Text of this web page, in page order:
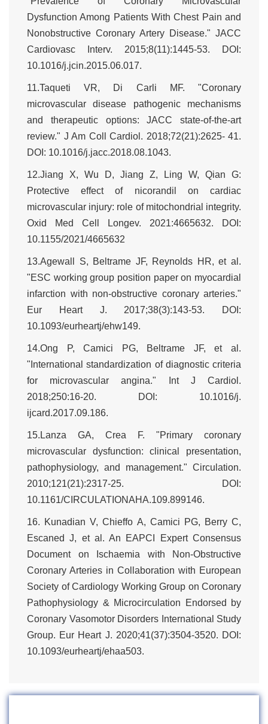
Dysfunction Among Patients With Chest Pain and
Nonobstructive Coronary Artery Disease." JACC
Cardiovasc Interv. 2015;8(11):1445-53. DOI:
10.1016/j.jcin.2015.06.017.
11.Taqueti VR, Di Carli MF. "Coronary
microvascular disease pathogenic mechanisms
and therapeutic options: JACC state-of-the-art
review." J Am Coll Cardiol. 2018;72(21):2625- 41.
DOI: 10.1016/j.jacc.2018.08.1043.
12.Jiang X, Wu D, Jiang Z, Ling W, Qian G:
Protective effect of nicorandil on cardiac
microvascular injury: role of mitochondrial integrity.
Oxid Med Cell Longev. 2021:4665632. DOI:
10.1155/2021/4665632
13.Agewall S, Beltrame JF, Reynolds HR, et al.
"ESC working group position paper on myocardial
infarction with non-obstructive coronary arteries."
Eur Heart J. 2017;38(3):143-53. DOI:
10.1093/eurheartj/ehw149.
14.Ong P, Camici PG, Beltrame JF, et al.
"International standardization of diagnostic criteria
for microvascular angina." Int J Cardiol.
2018;250:16-20. DOI: 10.1016/j.
ijcard.2017.09.186.
15.Lanza GA, Crea F. "Primary coronary
microvascular dysfunction: clinical presentation,
pathophysiology, and management." Circulation.
2010;121(21):2317-25. DOI:
10.1161/CIRCULATIONAHA.109.899146.
16. Kunadian V, Chieffo A, Camici PG, Berry C,
Escaned J, et al. An EAPCI Expert Consensus
Document on Ischaemia with Non-Obstructive
Coronary Arteries in Collaboration with European
Society of Cardiology Working Group on Coronary
Pathophysiology & Microcirculation Endorsed by
Coronary Vasomotor Disorders International Study
Group. Eur Heart J. 2020;41(37):3504-3520. DOI:
10.1093/eurheartj/ehaa503.